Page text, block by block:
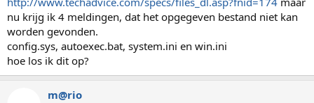
r
t
e
r
nu krijg ik 4 meldingen, dat het opgegeven bestand niet kan
worden gevonden.
config.sys, autoexec.bat, system.ini en win.ini
hoe los ik dit op?
m@rio